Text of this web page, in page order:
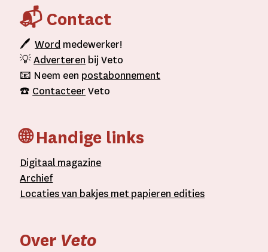
📬 Contact
🖊Word medewerker!
💡Adverteren bij Veto
📧 Neem een postabonnement
☎️ Contacteer Veto
🌐 Handige links
Digitaal magazine
Archief
Locaties van bakjes metpapieren edities
Over Veto